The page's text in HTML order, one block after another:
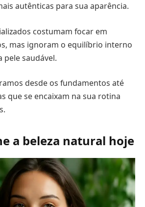
autênticas para sua aparência.
costumam focar em
mas ignoram o equilíbrio interno
pele saudável.
desde os fundamentos até
que se encaixam na sua rotina
a beleza natural hoje